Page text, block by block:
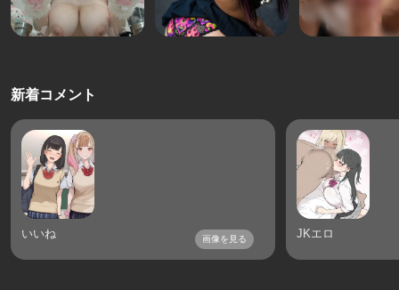
新着コメント
いいね 画像を見る JKエロ